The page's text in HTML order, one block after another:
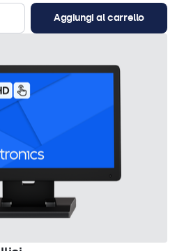
Aggiungi al carrello